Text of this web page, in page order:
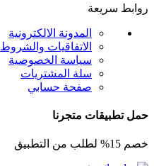
روابط سريعة
المدونة الالكترونية
الاتفاقيات والشروط
سياسة الخصوصية
سلة المشتريات
صفحة حسابي
حمل تطبيقات متجرنا
خصم 15% لطلب من التطبيق